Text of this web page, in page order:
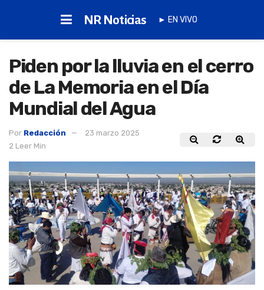
NR Noticias ► EN VIVO
Piden por la lluvia en el cerro
de La Memoria en el Día
Mundial del Agua
Por Redacción
23 marzo 2025
2 Leer Min